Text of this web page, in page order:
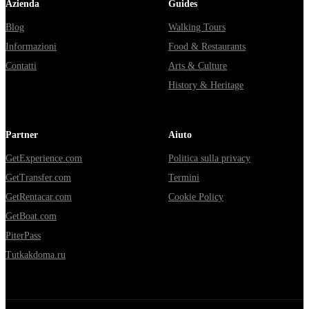
Azienda
Blog
Informazioni
Contatti
Guides
Walking Tours
Food & Restaurants
Arts & Culture
History & Heritage
Partner
GetExperience.com
GetTransfer.com
GetRentacar.com
GetBoat.com
PiterPass
Tutkakdoma.ru
Aiuto
Politica sulla privacy
Termini
Cookie Policy